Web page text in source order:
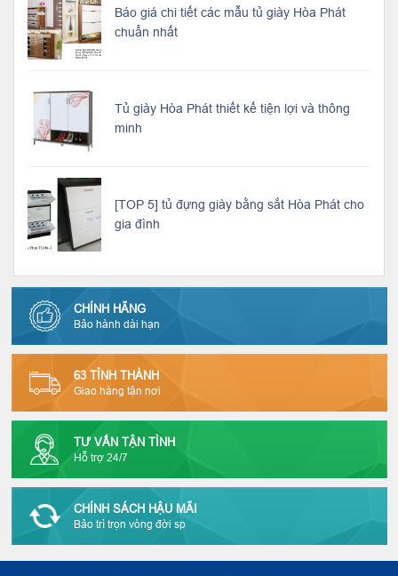
Báo giá chi tiết các mẫu tủ giày Hòa Phát
chuẩn nhất
Tủ giày Hòa Phát thiết kế tiện lợi và thông
minh
[TOP 5] tủ đựng giày bằng sắt Hòa Phát cho
gia đình
CHÍNH HÃNG
Bảo hành dài hạn
63 TỈNH THÀNH
Giao hàng tận nơi
TƯ VẤN TẬN TÌNH
Hỗ trợ 24/7
CHÍNH SÁCH HẬU MÃI
Bảo trì trọn vòng đời sp